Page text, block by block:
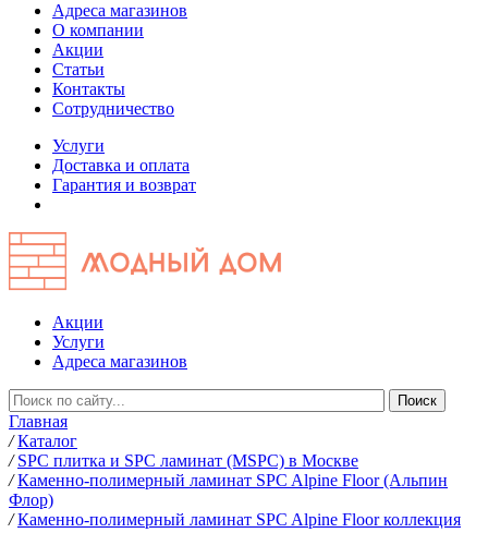
Адреса магазинов
О компании
Акции
Статьи
Контакты
Сотрудничество
Услуги
Доставка и оплата
Гарантия и возврат
Акции
Услуги
Адреса магазинов
Главная
/ Каталог
/ SPC плитка и SPC ламинат (MSPC) в Москве
/ Каменно-полимерный ламинат SPC Alpine Floor (Альпин
Флор)
/ Каменно-полимерный ламинат SPC Alpine Floor коллекция